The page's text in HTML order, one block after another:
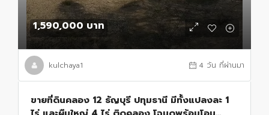
1,590,000 บาท
kulchaya1 4 วัน ที่ผ่านมา
ขายที่ดินคลอง 12 ธัญบุรี ปทุมธานี มีทั้งแปลงละ 1